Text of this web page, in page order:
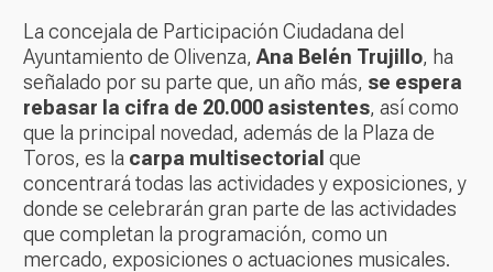
La concejala de Participación Ciudadana del
Ayuntamiento de Olivenza, Ana Belén Trujillo, ha
señalado por su parte que, un año más, se espera
rebasar la cifra de 20.000 asistentes, así como
que la principal novedad, además de la Plaza de
Toros, es la carpa multisectorial que
concentrará todas las actividades y exposiciones, y
donde se celebrarán gran parte de las actividades
que completan la programación, como un
mercado, exposiciones o actuaciones musicales.